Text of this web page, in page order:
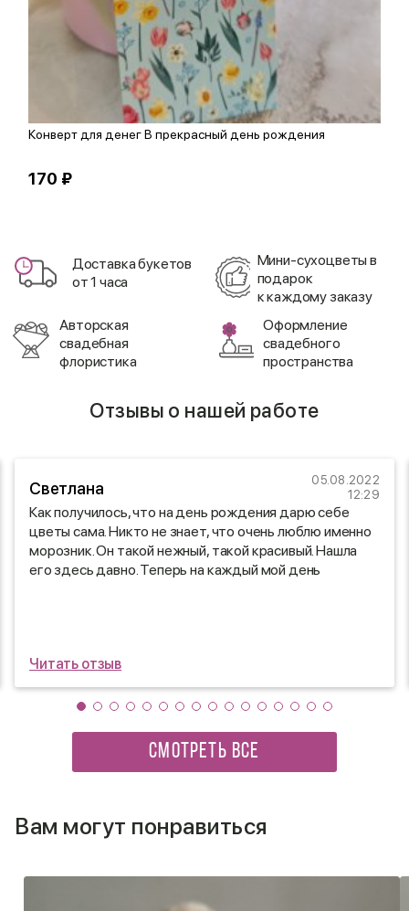
Конверт для денег В прекрасный день рождения
170 ₽
Доставка букетов
от 1 часа
Мини-сухоцветы в
подарок
к каждому заказу
Авторская
свадебная
флористика
Оформление
свадебного
пространства
Отзывы о нашей работе
Светлана
05.08.2022
12:29
Как получилось, что на день рождения дарю себе
цветы сама. Никто не знает, что очень люблю именно
морозник. Он такой нежный, такой красивый. Нашла
его здесь давно. Теперь на каждый мой день
Читать отзыв
СМОТРЕТЬ ВСЕ
Вам могут понравиться